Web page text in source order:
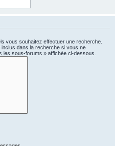
vous souhaitez effectuer une recherche.
inclus dans la recherche si vous ne
les sous-forums » affichée ci-dessous.